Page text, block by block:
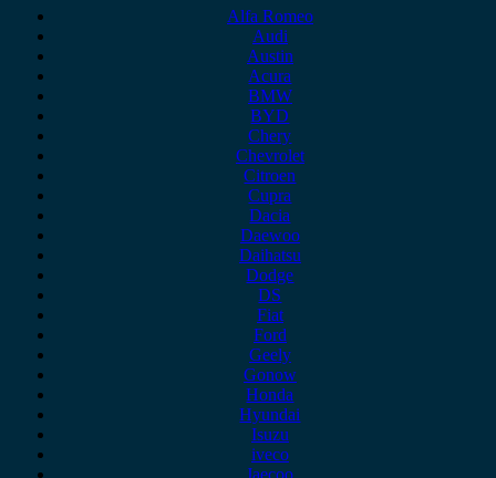
Alfa Romeo
Audi
Austin
Acura
BMW
BYD
Chery
Chevrolet
Citroen
Cupra
Dacia
Daewoo
Daihatsu
Dodge
DS
Fiat
Ford
Geely
Gonow
Honda
Hyundai
Isuzu
iveco
Jaecoo